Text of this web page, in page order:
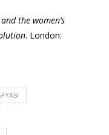
the women’s
. London: